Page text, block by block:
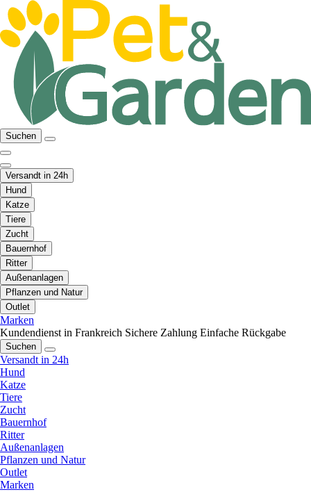
Suchen
Versandt in 24h
Hund
Katze
Tiere
Zucht
Bauernhof
Ritter
Außenanlagen
Pflanzen und Natur
Outlet
Marken
Kundendienst in Frankreich Sichere Zahlung Einfache Rückgabe
Suchen
Versandt in 24h
Hund
Katze
Tiere
Zucht
Bauernhof
Ritter
Außenanlagen
Pflanzen und Natur
Outlet
Marken